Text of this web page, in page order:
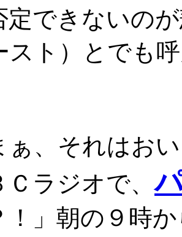
定できないの
スト）とでも
、それはおい
Ｃラジオで、
！」朝の９時